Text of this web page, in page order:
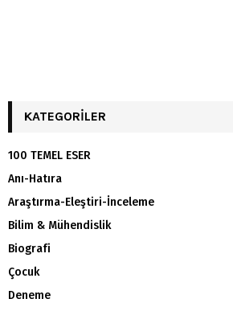
KATEGORILER
100 TEMEL ESER
Anı-Hatıra
Araştırma-Eleştiri-İnceleme
Bilim & Mühendislik
Biografi
Çocuk
Deneme